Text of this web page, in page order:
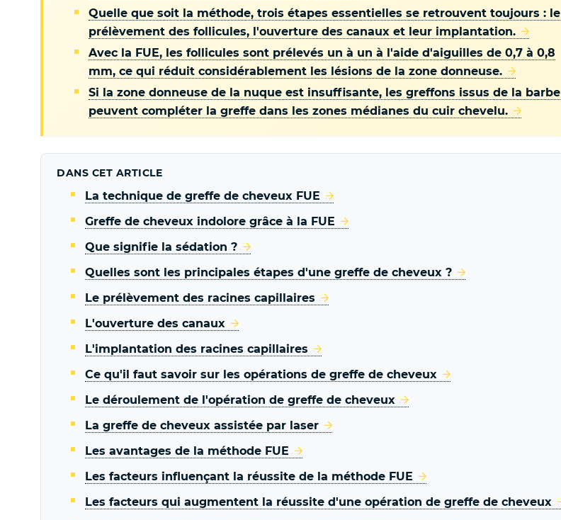
Quelle que soit la méthode, trois étapes essentielles se retrouvent toujours : le
prélèvement des follicules, l'ouverture des canaux et leur implantation.
Avec la FUE, les follicules sont prélevés un à un à l'aide d'aiguilles de 0,7 à 0,8
mm, ce qui réduit considérablement les lésions de la zone donneuse.
Si la zone donneuse de la nuque est insuffisante, les greffons issus de la barbe
peuvent compléter la greffe dans les zones médianes du cuir chevelu.
DANS CET ARTICLE
La technique de greffe de cheveux FUE
Greffe de cheveux indolore grâce à la FUE
Que signifie la sédation ?
Quelles sont les principales étapes d'une greffe de cheveux ?
Le prélèvement des racines capillaires
L'ouverture des canaux
L'implantation des racines capillaires
Ce qu'il faut savoir sur les opérations de greffe de cheveux
Le déroulement de l'opération de greffe de cheveux
La greffe de cheveux assistée par laser
Les avantages de la méthode FUE
Les facteurs influençant la réussite de la méthode FUE
Les facteurs qui augmentent la réussite d'une opération de greffe de cheveux